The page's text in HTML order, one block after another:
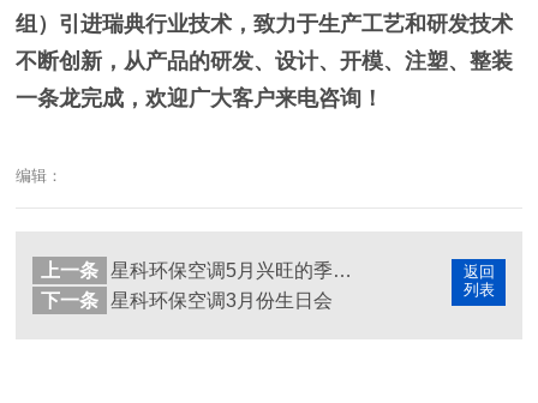
组）引进瑞典行业技术，致力于生产工艺和研发技术
不断创新，从产品的研发、设计、开模、注塑、整装
一条龙完成，欢迎广大客户来电咨询！
编辑：
返回
列表
上一条
星科环保空调5月兴旺的季节。
下一条
星科环保空调3月份生日会